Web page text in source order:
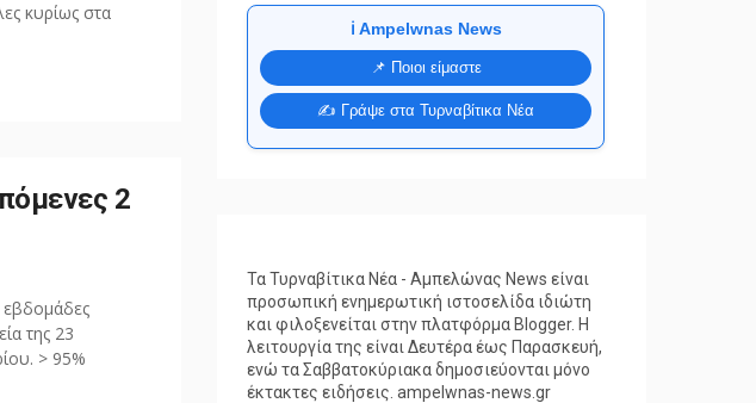
κυρίως στα
2
εβδομάδες
της 23
> 95%
ℹ️ Ampelwnas News
📌 Ποιοι είμαστε
✍️ Γράψε στα Τυρναβίτικα Νέα
Τα Τυρναβίτικα Νέα - Αμπελώνας News είναι
προσωπική ενημερωτική ιστοσελίδα ιδιώτη
και φιλοξενείται στην πλατφόρμα Blogger. Η
λειτουργία της είναι Δευτέρα έως Παρασκευή,
ενώ τα Σαββατοκύριακα δημοσιεύονται μόνο
έκτακτες ειδήσεις. ampelwnas-news.gr